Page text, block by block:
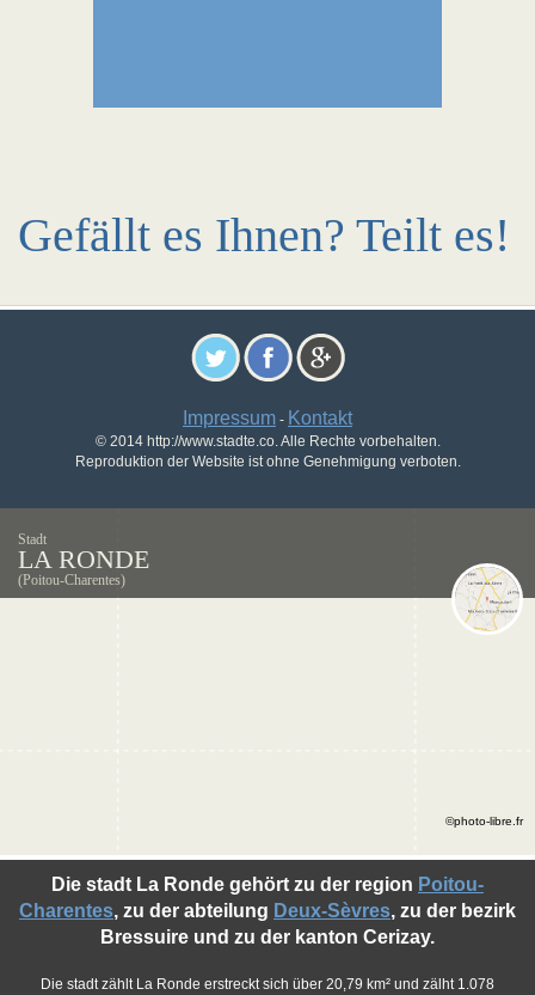
Gefällt es Ihnen? Teilt es!
Impressum - Kontakt
© 2014 http://www.stadte.co. Alle Rechte vorbehalten.
Reproduktion der Website ist ohne Genehmigung verboten.
Stadt
LA RONDE
(Poitou-Charentes)
Die stadt La Ronde gehört zu der region Poitou-
Charentes, zu der abteilung Deux-Sèvres, zu der bezirk
Bressuire und zu der kanton Cerizay.
Die stadt zählt La Ronde erstreckt sich über 20,79 km² und zälht 1.078
©photo-libre.fr